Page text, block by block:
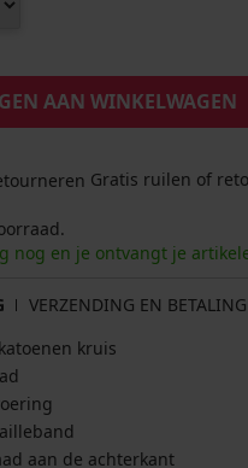
AAN WINKELWAGEN
Gratis ruilen of
nog en je ontvangt je
VERZENDING EN BETALING
kruis
aan de achterkant